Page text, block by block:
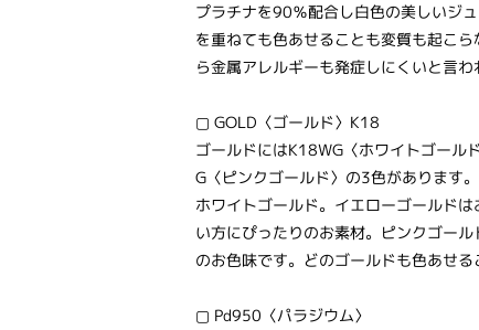
プラチナを90％配合し白色の美しいジ
を重ねても色あせることも変質も起こ
ら金属アレルギーも発症しにくいと言わ
▢ GOLD〈ゴールド〉K18
ゴールドにはK18WG〈ホワイトゴール
G〈ピンクゴールド〉の3色があります
ホワイトゴールド。イエローゴールド
い方にぴったりのお素材。ピンクゴー
のお色味です。どのゴールドも色あせる
▢ Pd950〈パラジウム〉